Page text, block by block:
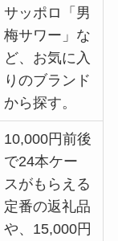
サッポロ「男
梅サワー」な
ど、お気に入
りのブランド
から探す。
10,000円前後
で24本ケー
スがもらえる
定番の返礼品
や、15,000円